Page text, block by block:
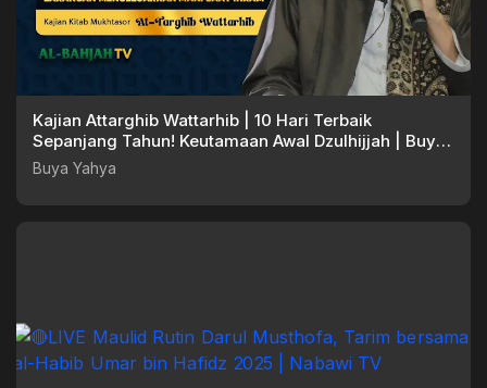
Kajian Attarghib Wattarhib | 10 Hari Terbaik
Sepanjang Tahun! Keutamaan Awal Dzulhijjah | Buya
Yahya
Buya Yahya